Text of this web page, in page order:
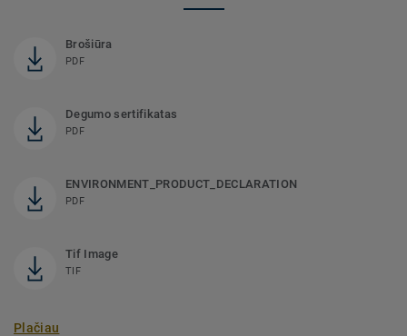
Brošiūra
PDF
Degumo sertifikatas
PDF
ENVIRONMENT_PRODUCT_DECLARATION
PDF
Tif Image
TIF
Plačiau